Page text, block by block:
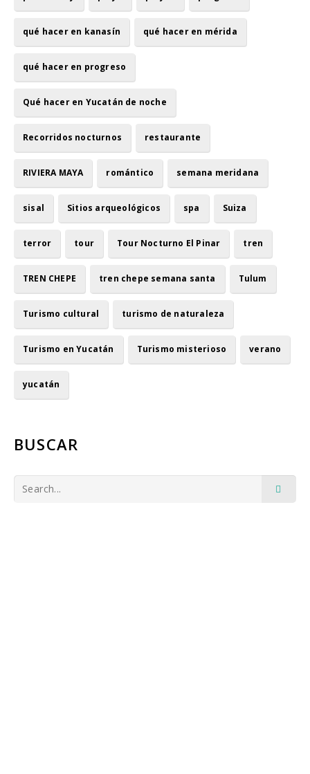
qué hacer en kanasín qué hacer en mérida
qué hacer en progreso
Qué hacer en Yucatán de noche
Recorridos nocturnos restaurante
RIVIERA MAYA romántico semana meridana
sisal Sitios arqueológicos spa Suiza
terror tour Tour Nocturno El Pinar tren
TREN CHEPE tren chepe semana santa Tulum
Turismo cultural turismo de naturaleza
Turismo en Yucatán Turismo misterioso verano
yucatán
BUSCAR